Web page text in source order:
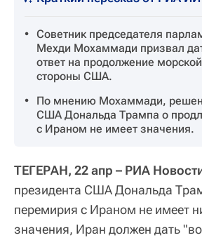
Советник председателя
Мехди Мохаммади призвал
ответ на продолжение
стороны США.
По мнению Мохаммади,
США Дональда Трампа о
с Ираном не имеет значения.
ТЕГЕРАН, 22 апр – РИА
президента США Дональда
перемирия с Ираном не имеет
значения, Иран должен дать